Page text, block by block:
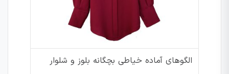
الگوهای آماده خیاطی بچگانه بلوز و شلوار